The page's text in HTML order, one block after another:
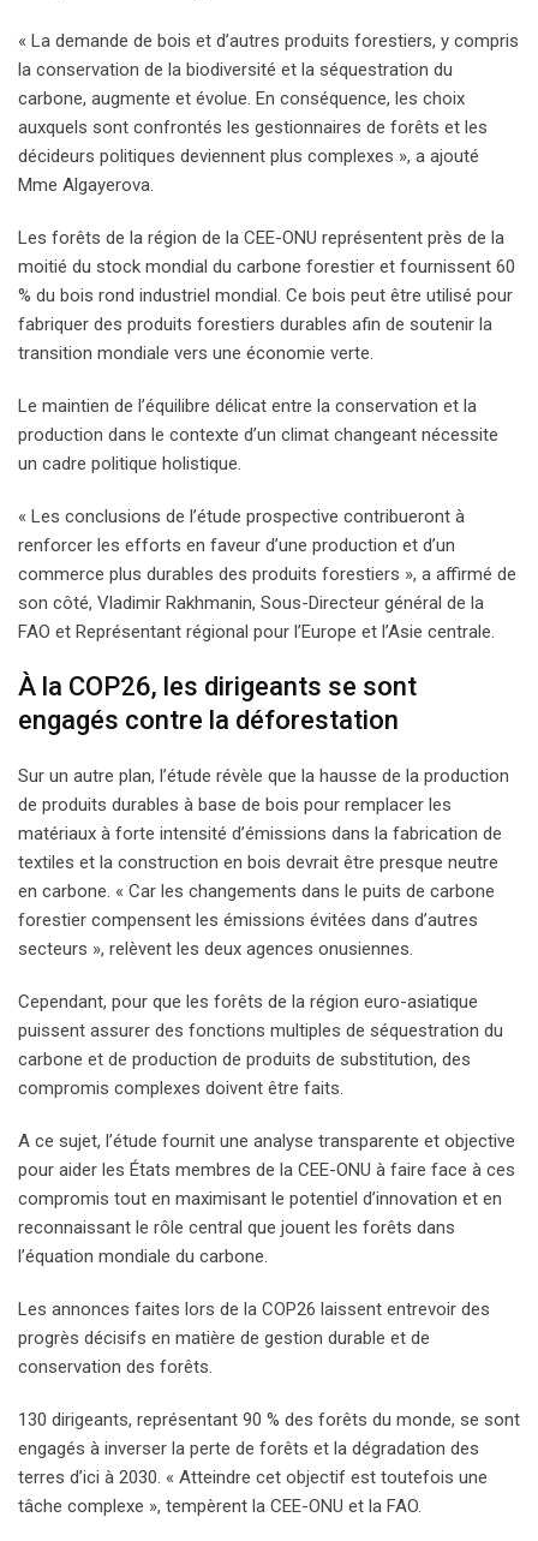
« La demande de bois et d’autres produits forestiers, y compris
la conservation de la biodiversité et la séquestration du
carbone, augmente et évolue. En conséquence, les choix
auxquels sont confrontés les gestionnaires de forêts et les
décideurs politiques deviennent plus complexes », a ajouté
Mme Algayerova.
Les forêts de la région de la CEE-ONU représentent près de la
moitié du stock mondial du carbone forestier et fournissent 60
% du bois rond industriel mondial. Ce bois peut être utilisé pour
fabriquer des produits forestiers durables afin de soutenir la
transition mondiale vers une économie verte.
Le maintien de l’équilibre délicat entre la conservation et la
production dans le contexte d’un climat changeant nécessite
un cadre politique holistique.
« Les conclusions de l’étude prospective contribueront à
renforcer les efforts en faveur d’une production et d’un
commerce plus durables des produits forestiers », a affirmé de
son côté, Vladimir Rakhmanin, Sous-Directeur général de la
FAO et Représentant régional pour l’Europe et l’Asie centrale.
À la COP26, les dirigeants se sont
engagés contre la déforestation
Sur un autre plan, l’étude révèle que la hausse de la production
de produits durables à base de bois pour remplacer les
matériaux à forte intensité d’émissions dans la fabrication de
textiles et la construction en bois devrait être presque neutre
en carbone. « Car les changements dans le puits de carbone
forestier compensent les émissions évitées dans d’autres
secteurs », relèvent les deux agences onusiennes.
Cependant, pour que les forêts de la région euro-asiatique
puissent assurer des fonctions multiples de séquestration du
carbone et de production de produits de substitution, des
compromis complexes doivent être faits.
A ce sujet, l’étude fournit une analyse transparente et objective
pour aider les États membres de la CEE-ONU à faire face à ces
compromis tout en maximisant le potentiel d’innovation et en
reconnaissant le rôle central que jouent les forêts dans
l’équation mondiale du carbone.
Les annonces faites lors de la COP26 laissent entrevoir des
progrès décisifs en matière de gestion durable et de
conservation des forêts.
130 dirigeants, représentant 90 % des forêts du monde, se sont
engagés à inverser la perte de forêts et la dégradation des
terres d’ici à 2030. « Atteindre cet objectif est toutefois une
tâche complexe », tempèrent la CEE-ONU et la FAO.